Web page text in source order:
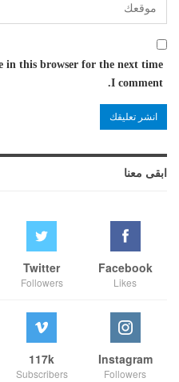
in this browser for the next time
I comment.
ابقى معنا
Facebook
Likes
Twitter
Followers
Instagram
Followers
117k
Subscribers